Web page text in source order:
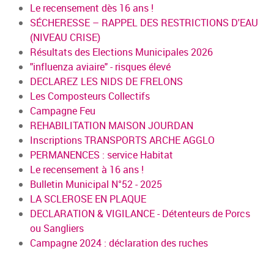
Le recensement dès 16 ans !
SÉCHERESSE – RAPPEL DES RESTRICTIONS D'EAU
(NIVEAU CRISE)
Résultats des Elections Municipales 2026
"influenza aviaire" - risques élevé
DECLAREZ LES NIDS DE FRELONS
Les Composteurs Collectifs
Campagne Feu
REHABILITATION MAISON JOURDAN
Inscriptions TRANSPORTS ARCHE AGGLO
PERMANENCES : service Habitat
Le recensement à 16 ans !
Bulletin Municipal N°52 - 2025
LA SCLEROSE EN PLAQUE
DECLARATION & VIGILANCE - Détenteurs de Porcs
ou Sangliers
Campagne 2024 : déclaration des ruches